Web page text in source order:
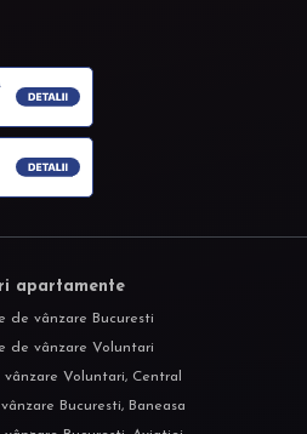
apartamente
de vânzare Bucuresti
de vânzare Voluntari
Voluntari, Central
Bucuresti, Baneasa